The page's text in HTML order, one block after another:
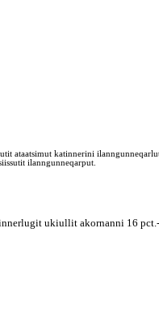
ataatsimut katinnerini
ilanngunneqarput.
ukiullit akornanni 16